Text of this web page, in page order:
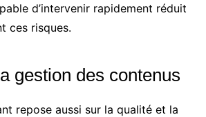
d’intervenir rapidement réduit
ces risques.
gestion des contenus
repose aussi sur la qualité et la